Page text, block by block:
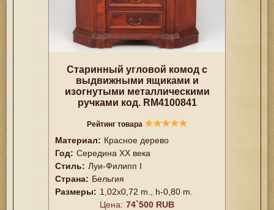
Старинный угловой комод с
выдвижными ящиками и
изогнутыми металлическими
ручками код. RM4100841
Рейтинг товара ★★★★★
Материал: Красное дерево
Год: Середина XX векa
Стиль: Луи-Филипп I
Страна: Бельгия
Размеры: 1,02x0,72 m., h-0,80 m.
Цена: 74`500 RUB